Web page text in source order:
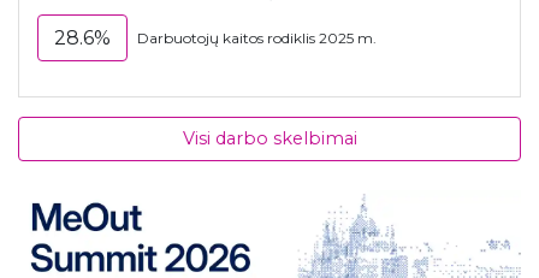
28.6% Darbuotojų kaitos rodiklis 2025 m.
Visi darbo skelbimai